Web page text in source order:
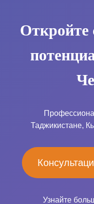
Таджикистане,
Узнайте